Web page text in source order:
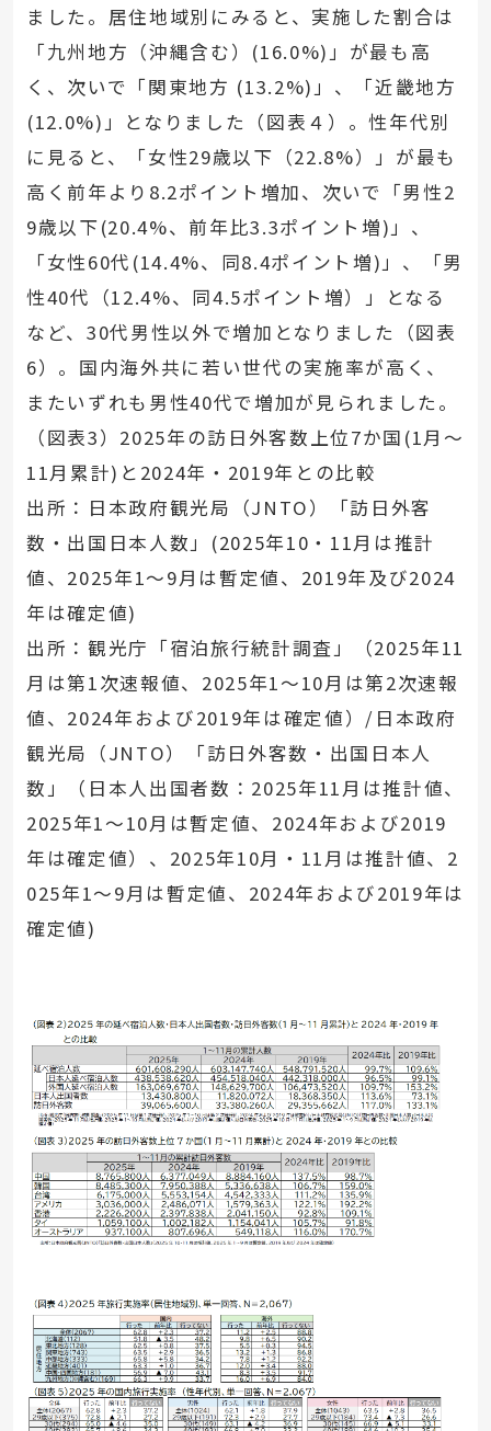
ました。居住地域別にみると、実施した割合は
「九州地方（沖縄含む）(16.0%)」が最も高
く、次いで「関東地方 (13.2%)」、「近畿地方
(12.0%)」となりました（図表４）。性年代別
に見ると、「女性29歳以下（22.8%）」が最も
高く前年より8.2ポイント増加、次いで「男性2
9歳以下(20.4%、前年比3.3ポイント増)」、
「女性60代(14.4%、同8.4ポイント増)」、「男
性40代（12.4%、同4.5ポイント増）」となる
など、30代男性以外で増加となりました（図表
6）。国内海外共に若い世代の実施率が高く、
またいずれも男性40代で増加が見られました。
（図表3）2025年の訪日外客数上位7か国(1月～
11月累計)と2024年・2019年との比較
出所：日本政府観光局（JNTO）「訪日外客
数・出国日本人数」(2025年10・11月は推計
値、2025年1～9月は暫定値、2019年及び2024
年は確定値)
出所：観光庁「宿泊旅行統計調査」（2025年11
月は第1次速報値、2025年1～10月は第2次速報
値、2024年および2019年は確定値）/日本政府
観光局（JNTO）「訪日外客数・出国日本人
数」（日本人出国者数：2025年11月は推計値、
2025年1～10月は暫定値、2024年および2019
年は確定値）、2025年10月・11月は推計値、2
025年1～9月は暫定値、2024年および2019年は
確定値)